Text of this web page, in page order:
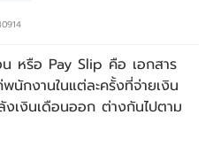
หรือ Pay Slip คือ เอกสาร
นักงานในแต่ละครั้งที่จ่ายเงิน
เงินเดือนออก ต่างกันไปตาม